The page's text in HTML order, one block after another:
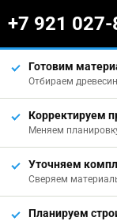
+7 921
Готовим
Отбираем
Корректируем
Меняем
Уточняем
Сверяем
Планируем